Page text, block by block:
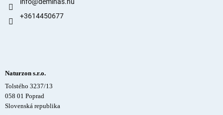
info@deminas.hu
+3614450677
Naturzon s.r.o.
Tolstého 3237/13
058 01 Poprad
Slovenská republika